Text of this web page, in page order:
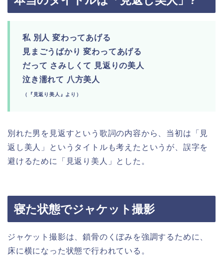
私 別人 変わってあげる
見まごうばかり 変わってあげる
だって さみしくて 見返りの美人
泣き濡れて 八方美人
（『見返り美人』より）
別れた男を見返すという歌詞の内容から、当初は「見
返し美人」というタイトルも考えたというが、誤字を
避けるために「見返り美人」とした。
寝た状態でジャケット撮影
ジャケット撮影は、鎖骨のくぼみを強調するために、
床に横になった状態で行われている。